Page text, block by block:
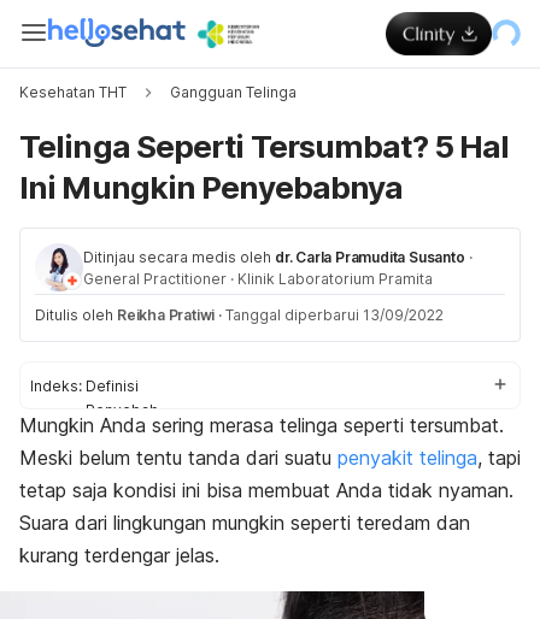
Kesehatan THT Gangguan Telinga
Telinga Seperti Tersumbat? 5 Hal
Ini Mungkin Penyebabnya
Ditinjau secara medis oleh dr. Carla Pramudita Susanto ·
General Practitioner · Klinik Laboratorium Pramita
Ditulis oleh Reikha Pratiwi · Tanggal diperbarui 13/09/2022
Indeks: Definisi
Penyebab
Cara mengatasi
Kapan ke dokter
Mungkin Anda sering merasa telinga seperti tersumbat.
Meski belum tentu tanda dari suatu penyakit telinga, tapi
tetap saja kondisi ini bisa membuat Anda tidak nyaman.
Suara dari lingkungan mungkin seperti teredam dan
kurang terdengar jelas.